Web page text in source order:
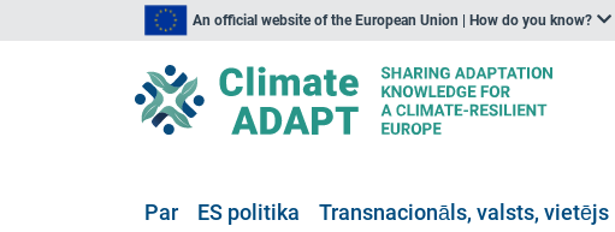
An official website of the European Union | How do you know?
Par ES politika Transnacionāls, valsts, vietējs